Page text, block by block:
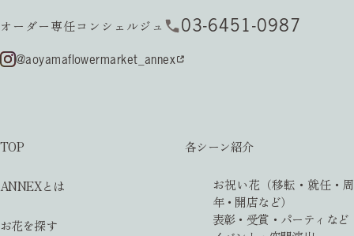
オーダー専任コンシェルジュ 03-6451-0987
@aoyamaflowermarket_annex
TOP
ANNEXとは
お花を探す
各シーン紹介
お祝い花（移転・就任・周
年・開店など）
表彰・受賞・パーティなど